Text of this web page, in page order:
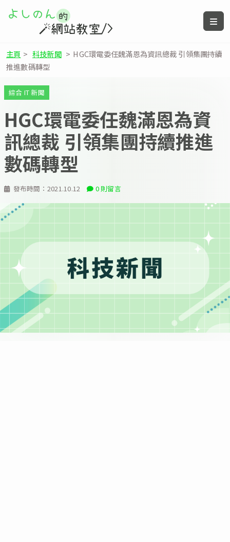
主頁 > 科技新聞 > HGC環電委任魏滿恩為資訊總裁 引領集團持續
推進數碼轉型
發布時間： 2021.10.12 0 則留言
綜合 IT 新聞
HGC環電委任魏滿恩為資
訊總裁 引領集團持續推進
數碼轉型